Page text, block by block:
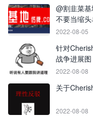
@割韭菜
不要当缩头
2022-08-05
针对
战争进展图
2022-08-08
关于
2022-08-08